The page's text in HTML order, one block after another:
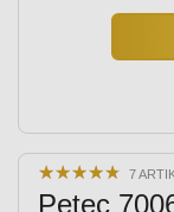
★★★★★
★★★★★ 7
Petec